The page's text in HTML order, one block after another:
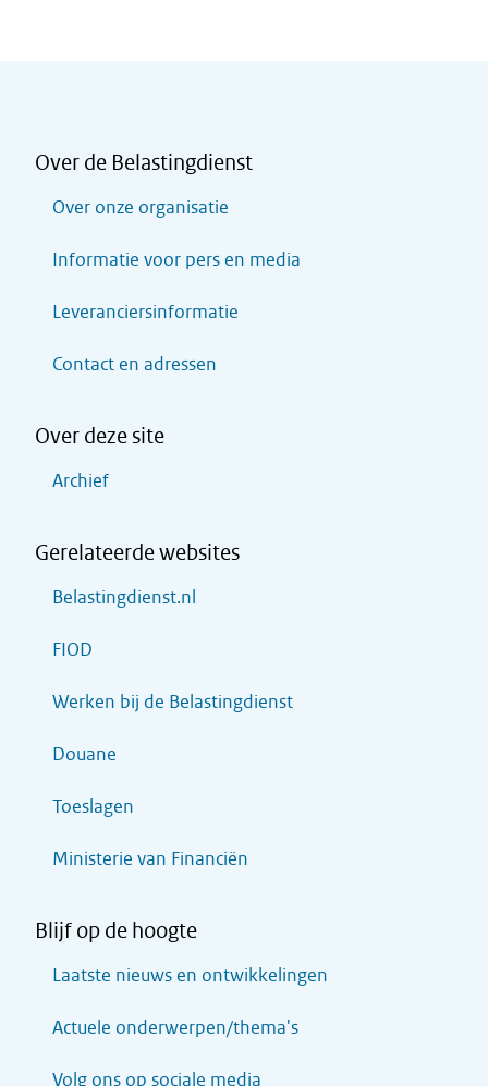
Over de Belastingdienst
Over onze organisatie
Informatie voor pers en media
Leveranciersinformatie
Contact en adressen
Over deze site
Archief
Gerelateerde websites
Belastingdienst.nl
FIOD
Werken bij de Belastingdienst
Douane
Toeslagen
Ministerie van Financiën
Blijf op de hoogte
Laatste nieuws en ontwikkelingen
Actuele onderwerpen/thema's
Volg ons op sociale media